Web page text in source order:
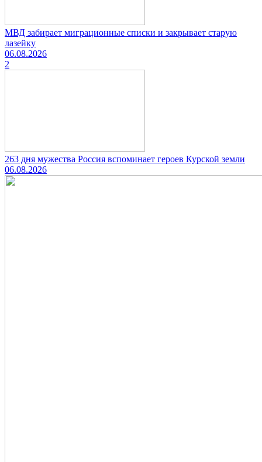
МВД забирает миграционные списки и закрывает старую
лазейку
06.08.2026
2
263 дня мужества Россия вспоминает героев Курской земли
06.08.2026